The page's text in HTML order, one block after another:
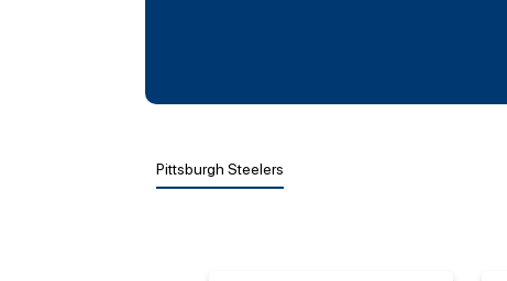
Pittsburgh Steelers